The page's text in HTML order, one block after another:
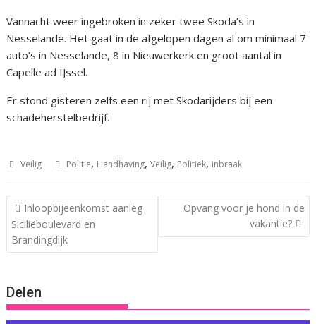
Vannacht weer ingebroken in zeker twee Skoda’s in
Nesselande. Het gaat in de afgelopen dagen al om minimaal 7
auto’s in Nesselande, 8 in Nieuwerkerk en groot aantal in
Capelle ad IJssel.
Er stond gisteren zelfs een rij met Skodarijders bij een
schadeherstelbedrijf.
Veilig Politie, Handhaving,Veilig, Politiek, inbraak
Bericht
navigatie
Inloopbijeenkomst aanleg
Siciliëboulevard en
Brandingdijk
Opvang voor je hond in de
vakantie?
Delen